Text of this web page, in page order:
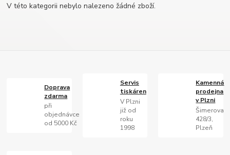
V této kategorii nebylo nalezeno žádné zboží.
Doprava
zdarma
při
objednávce
od 5000 Kč
Servis
tiskáren
V Plzni
již od
roku
1998
Kamenná
prodejna
v Plzni
Šimerova
428/3,
Plzeň